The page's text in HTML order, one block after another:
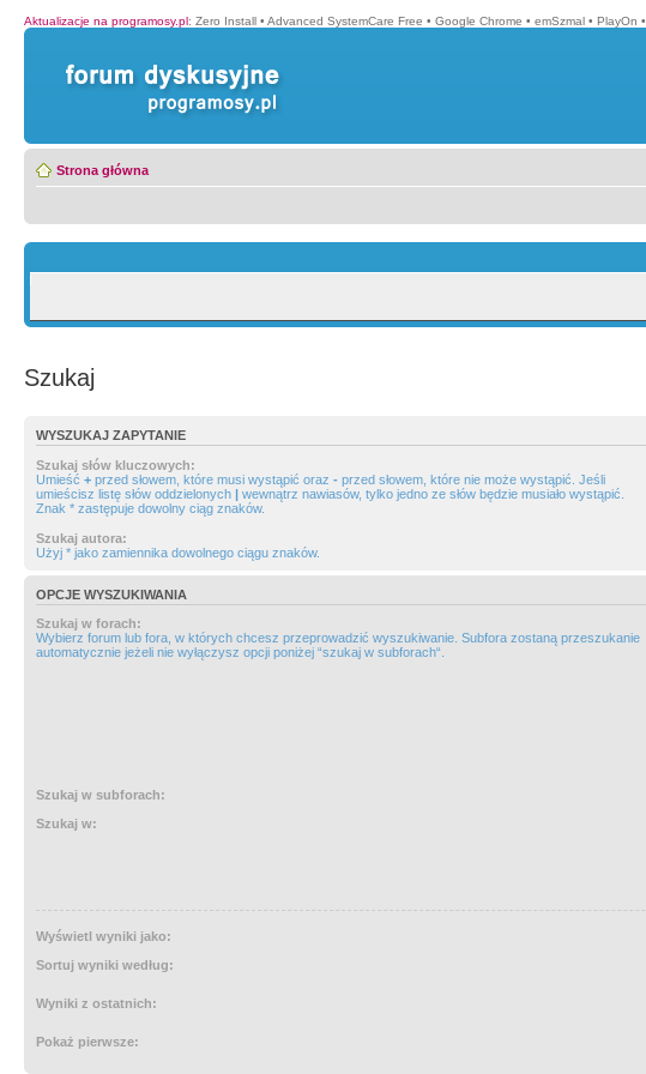
Aktualizacje na programosy.pl: Zero Install • Advanced SystemCare Free • Google Chrome • emSzmal • PlayOn •
Strona główna
Szukaj
WYSZUKAJ ZAPYTANIE
Szukaj słów kluczowych:
Umieść + przed słowem, które musi wystąpić oraz - przed słowem, które nie może wystąpić. Jeśli
umieścisz listę słów oddzielonych | wewnątrz nawiasów, tylko jedno ze słów będzie musiało wystąpić.
Znak * zastępuje dowolny ciąg znaków.
Szukaj autora:
Użyj * jako zamiennika dowolnego ciągu znaków.
OPCJE WYSZUKIWANIA
Szukaj w forach:
Wybierz forum lub fora, w których chcesz przeprowadzić wyszukiwanie. Subfora zostaną przeszukanie
automatycznie jeżeli nie wyłączysz opcji poniżej “szukaj w subforach“.
Szukaj w subforach:
Szukaj w:
Wyświetl wyniki jako:
Sortuj wyniki według:
Wyniki z ostatnich:
Pokaż pierwsze: